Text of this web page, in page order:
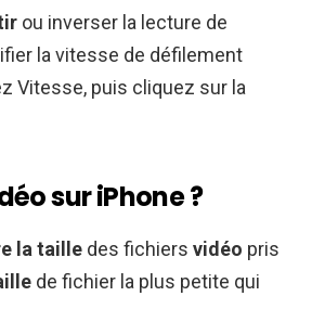
ou inverser la lecture de
la vitesse de défilement
Vitesse, puis cliquez sur la
sur iPhone ?
la taille des fichiers vidéo pris
de fichier la plus petite qui